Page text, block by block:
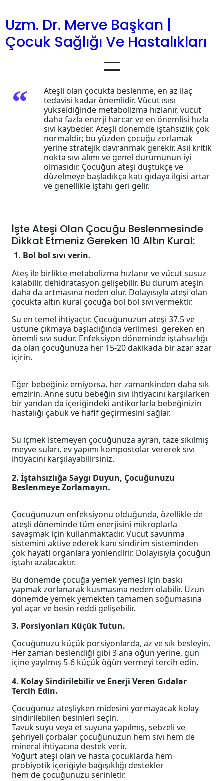
Uzm. Dr. Merve Başkan |
Çocuk Sağlığı Ve Hastalıkları
Ateşli olan çocukta beslenme, en az ilaç
tedavisi kadar önemlidir. Vücut ısısı
yükseldiğinde metabolizma hızlanır, vücut
daha fazla enerji harcar ve en önemlisi hızla
sıvı kaybeder. Ateşli dönemde iştahsızlık çok
normaldir; bu yüzden çocuğu zorlamak
yerine stratejik davranmak gerekir. Asıl kritik
nokta sıvı alımı ve genel durumunun iyi
olmasıdır. Çocuğun ateşi düştükçe ve
düzelmeye başladıkça katı gıdaya ilgisi artar
ve genellikle iştahı geri gelir.
İşte Ateşi Olan Çocuğu Beslenmesinde
Dikkat Etmeniz Gereken 10 Altın Kural:
1. Bol bol sıvı verin.
Ateş ile birlikte metabolizma hızlanır ve vücut susuz
kalabilir, dehidratasyon gelişebilir. Bu durum ateşin
daha da artmasına neden olur. Dolayısıyla ateşi olan
çocukta altın kural çocuğa bol bol sıvı vermektir.
Su en temel ihtiyaçtır. Çocuğunuzun ateşi 37.5 ve
üstüne çıkmaya başladığında verilmesi gereken en
önemli sıvı sudur. Enfeksiyon döneminde iştahsızlığı
da olan çocuğunuza her 15-20 dakikada bir azar azar
içirin.
Eğer bebeğiniz emiyorsa, her zamankinden daha sık
emzirin. Anne sütü bebeğin sıvı ihtiyacını karşılarken
bir yandan da içeriğindeki antikorlarla bebeğinizin
hastalığı çabuk ve hafif geçirmesini sağlar.
Su içmek istemeyen çocuğunuza ayran, taze sıkılmış
meyve suları, ev yapımı kompostolar vererek sıvı
ihtiyacını karşılayabilirsiniz.
2. İştahsızlığa Saygı Duyun, Çocuğunuzu
Beslenmeye Zorlamayın.
Çocuğunuzun enfeksiyonu olduğunda, özellikle de
ateşli döneminde tüm enerjisini mikroplarla
savaşmak için kullanmaktadır. Vücut savunma
sistemini aktive ederek kanı sindirim sisteminden
çok hayati organlara yönlendirir. Dolayısıyla çocuğun
iştahı azalacaktır.
Bu dönemde çocuğa yemek yemesi için baskı
yapmak zorlanarak kusmasına neden olabilir. Uzun
dönemde yemek yemekten tamamen soğumasına
yol açar ve besin reddi gelişebilir.
3. Porsiyonları Küçük Tutun.
Çocuğunuzu küçük porsiyonlarda, az ve sık besleyin.
Her zaman beslendiği gibi 3 ana öğün yerine, gün
içine yayılmış 5-6 küçük öğün vermeyi tercih edin.
4. Kolay Sindirilebilir ve Enerji Veren Gıdalar
Tercih Edin.
Çocuğunuz ateşliyken midesini yormayacak kolay
sindirilebilen besinleri seçin.
Tavuk suyu veya et suyuna yapılmış, sebzeli ve
şehriyeli çorbalar çocuğunuzun hem sıvı hem de
mineral ihtiyacına destek verir.
Yoğurt ateşi olan ve hasta çocuklarda hem
probiyotik içeriğiyle bağışıklığı destekler
hem de çocuğunuzu serinletir.